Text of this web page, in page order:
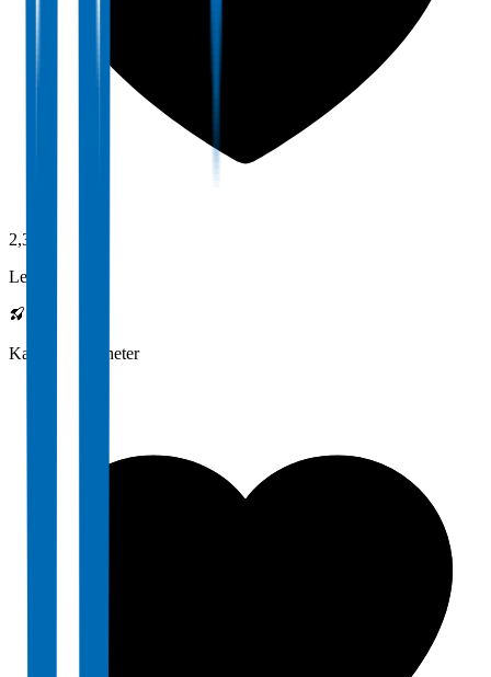
2,3
Lederskap
Karrieremuligheter